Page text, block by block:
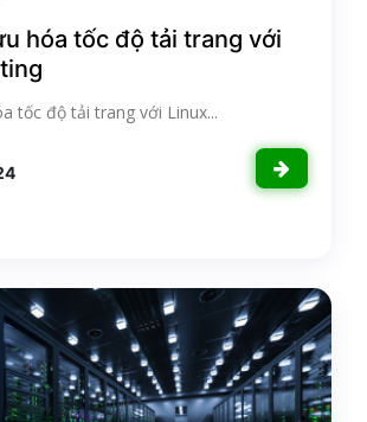
hóa tốc độ tải trang với
tốc độ tải trang với Linux...